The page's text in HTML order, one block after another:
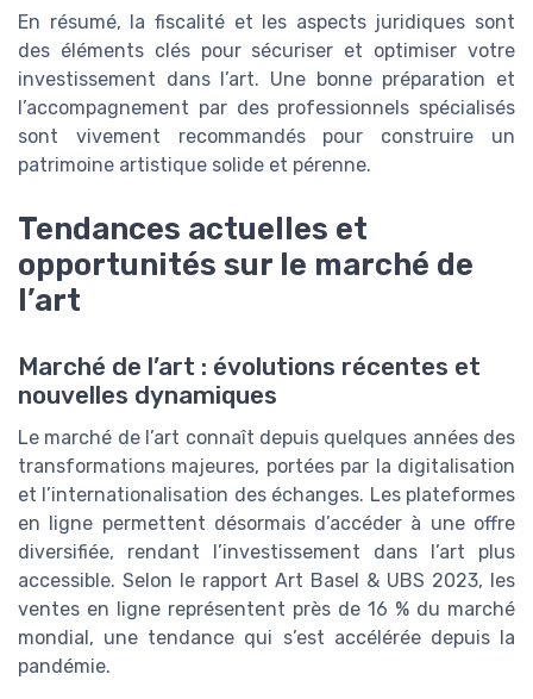
En résumé, la fiscalité et les aspects juridiques sont
des éléments clés pour sécuriser et optimiser votre
investissement dans l’art. Une bonne préparation et
l’accompagnement par des professionnels spécialisés
sont vivement recommandés pour construire un
patrimoine artistique solide et pérenne.
Tendances actuelles et
opportunités sur le marché de
l’art
Marché de l’art : évolutions récentes et
nouvelles dynamiques
Le marché de l’art connaît depuis quelques années des
transformations majeures, portées par la digitalisation
et l’internationalisation des échanges. Les plateformes
en ligne permettent désormais d’accéder à une offre
diversifiée, rendant l’investissement dans l’art plus
accessible. Selon le rapport Art Basel & UBS 2023, les
ventes en ligne représentent près de 16 % du marché
mondial, une tendance qui s’est accélérée depuis la
pandémie.